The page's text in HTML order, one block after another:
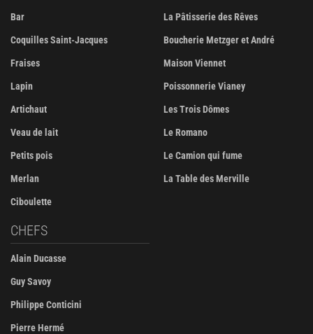
Bar
Coquilles Saint-Jacques
Fraises
Lapin
Artichaut
Veau de lait
Petits pois
Merlan
Ciboulette
La Pâtisserie des Rêves
Boucherie Metzger et André
Maison Viennet
Poissonnerie Vianey
Les Trois Dômes
Le Romano
Le Camion qui fume
La Table des Merville
CHEFS
Alain Ducasse
Guy Savoy
Philippe Conticini
Pierre Hermé